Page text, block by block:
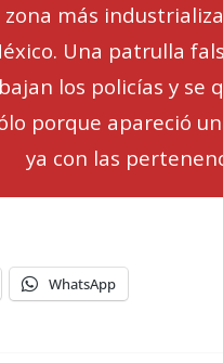
zona más
Una patrulla
bajan los policías y se
porque apareció
ya con las
WhatsApp